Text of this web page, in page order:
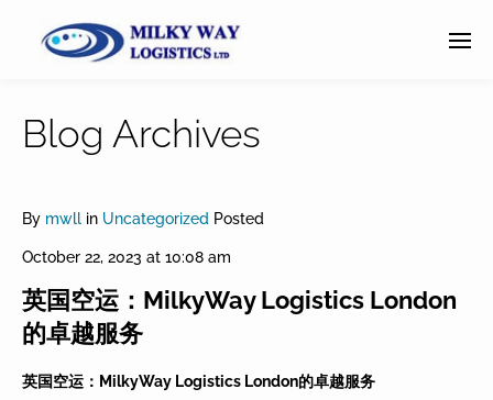
Blog Archives
By mwll in Uncategorized Posted
October 22, 2023 at 10:08 am
英国空运：MilkyWay Logistics London
的卓越服务
英国空运： MilkyWay Logistics London的卓越服务